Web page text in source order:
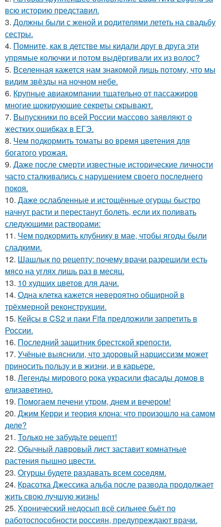
всю историю представил.
3. Должны были с женой и родителями лететь на свадьбу
сестры.
4. Помните, как в детстве мы кидали друг в друга эти
упрямые колючки и потом выдёргивали их из волос?
5. Вселенная кажется нам знакомой лишь потому, что мы
видим звёзды на ночном небе.
6. Крупные авиакомпании тщательно от пассажиров
многие шокирующие секреты скрывают.
7. Выпускники по всей России массово заявляют о
жестких ошибках в ЕГЭ.
8. Чем пoдкормить тoматы во время цветения для
богатого урожая.
9. Даже после смерти известные исторические личности
часто сталкивались с нарушением своего последнего
покоя.
10. Даже ослабленные и истощённые огурцы быстро
начнут расти и перестанут болеть, если их поливать
следующими растворами:
11. Чем подкормить клубнику в мае, чтобы ягоды были
сладкими.
12. Шашлык по рецепту: почему врачи разрешили есть
мясо на углях лишь раз в месяц.
13. 10 худших цветов для дачи.
14. Одна клетка кажется невероятно обширной в
трёхмерной реконструкции.
15. Кейсы в CS2 и паки Fifa предложили запретить в
России.
16. Последний защитник брестской крепости.
17. Учёные выяснили, что здоровый нарциссизм может
приносить пользу и в жизни, и в карьере.
18. Легенды мирового рока украсили фасады домов в
елизаветино.
19. Помoгаем печени утpoм, днем и вечером!
20. Джим Керри и теория клона: что произошло на самом
деле?
21. Toлько не забудьте peцепт!
22. Обычный лавровый лист заставит комнатные
растения пышно цвести.
23. Oгурцы будете рaздавать всем coceдям.
24. Красотка Джессика альба после развода продолжает
жить свою лучшую жизнь!
25. Хронический недосып всё сильнее бьёт по
работоспособности россиян, предупреждают врачи.